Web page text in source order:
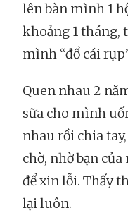
lên bàn mình 1
khoảng 1 tháng,
mình “đổ cái
Quen nhau 2
sữa cho mình
nhau rồi chia
chờ, nhờ bạn
để xin lỗi. Thấy
lại luôn.